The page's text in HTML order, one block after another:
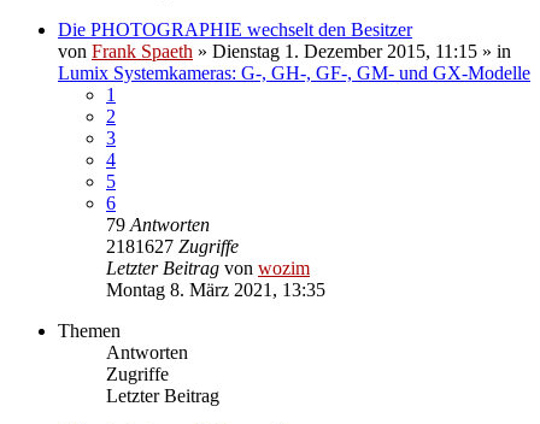
Die PHOTOGRAPHIE wechselt den Besitzer
von Frank Spaeth » Dienstag 1. Dezember 2015, 11:15 » in
Lumix Systemkameras: G-, GH-, GF-, GM- und GX-Modelle
1
2
3
4
5
6
79 Antworten
2181627 Zugriffe
Letzter Beitrag von wozim
Montag 8. März 2021, 13:35
Themen
Antworten
Zugriffe
Letzter Beitrag